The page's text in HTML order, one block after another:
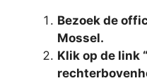
Bezoek de
Mossel.
Klik op de link